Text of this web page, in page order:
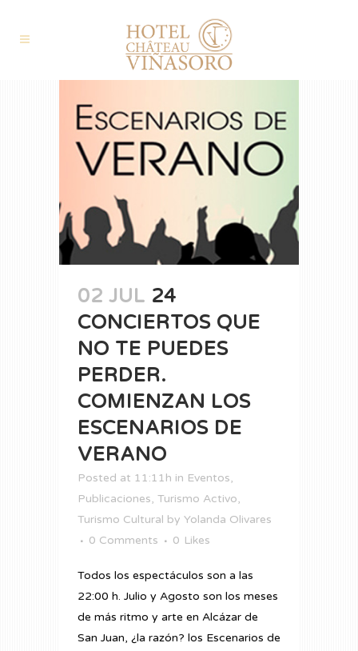
02 JUL 24
CONCIERTOS QUE
NO TE PUEDES
PERDER.
COMIENZAN LOS
ESCENARIOS DE
VERANO
Posted at 11:11h in Eventos,
Publicaciones, Turismo Activo,
Turismo Cultural by Yolanda Olivares
0 Comments
0 Likes
Todos los espectáculos son a las
22:00 h. Julio y Agosto son los meses
de más ritmo y arte en Alcázar de
San Juan, ¿la razón? los Escenarios de